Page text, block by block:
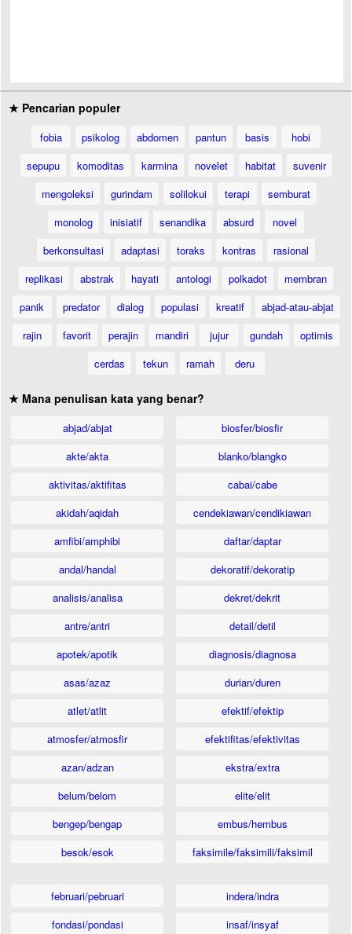
★ Pencarian populer
fobia psikolog abdomen pantun basis
hobi
sepupu
komoditas karmina novelet habitat
suvenir
mengoleksi
gurindam solilokui terapi
semburat
monolog
inisiatif senandika absurd
novel
berkonsultasi
adaptasi toraks kontras
rasional
replikasi
abstrak hayati antologi polkadot
membran
panik
predator dialog populasi kreatif
abjad-atau-abjat
rajin
favorit perajin mandiri jujur gundah
optimis
cerdas
tekun ramah deru
★ Mana penulisan kata yang benar?
abjad/abjat
akte/akta
aktivitas/aktifitas
akidah/aqidah
amfibi/amphibi
andal/handal
analisis/analisa
antre/antri
apotek/apotik
asas/azaz
atlet/atlit
atmosfer/atmosfir
azan/adzan
belum/belom
bengep/bengap
besok/esok
biosfer/biosfir
blanko/blangko
cabai/cabe
cendekiawan/cendikiawan
daftar/daptar
dekoratif/dekoratip
dekret/dekrit
detail/detil
diagnosis/diagnosa
durian/duren
efektif/efektip
efektifitas/efektivitas
ekstra/extra
elite/elit
embus/hembus
faksimile/faksimili/faksimil
februari/pebruari
fondasi/pondasi
indera/indra
insaf/insyaf